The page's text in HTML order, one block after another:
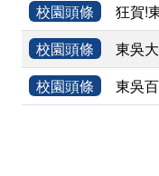
校園頭條
狂賀!
校園頭條
東吳
校園頭條
東吳